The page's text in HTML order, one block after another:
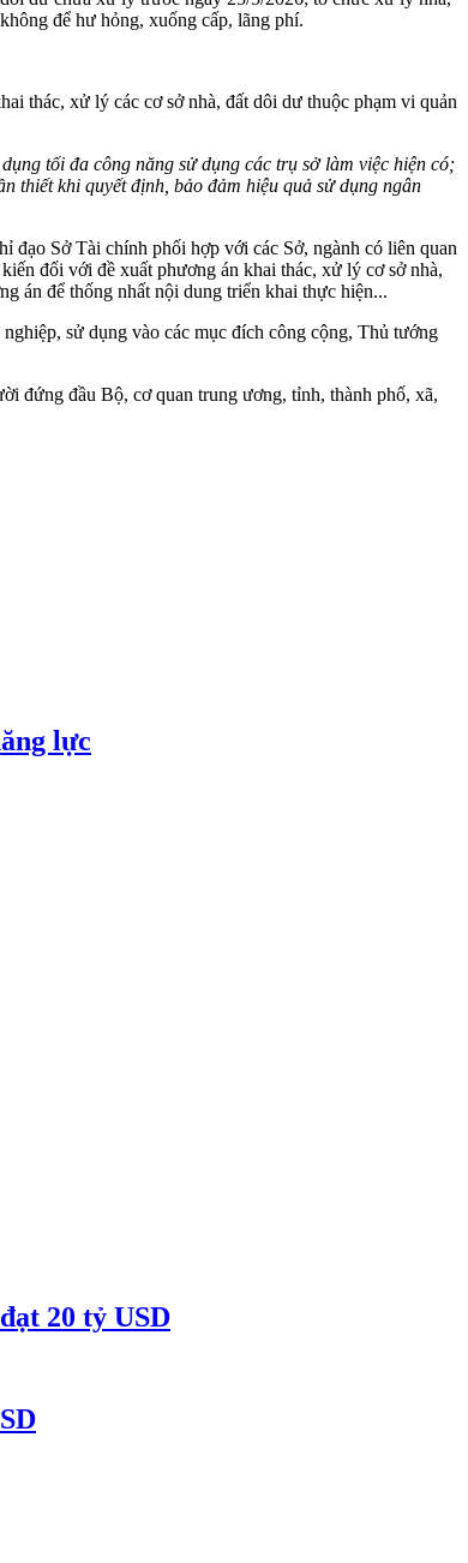
để hư hỏng, xuống cấp, lãng phí.
thác, xử lý các cơ sở nhà, đất dôi dư thuộc phạm vi quản
tối đa công năng sử dụng các trụ sở làm việc hiện có;
thiết khi quyết định, bảo đảm hiệu quả sử dụng ngân
đạo Sở Tài chính phối hợp với các Sở, ngành có liên quan
đối với đề xuất phương án khai thác, xử lý cơ sở nhà,
án để thống nhất nội dung triển khai thực hiện...
sử dụng vào các mục đích công cộng, Thủ tướng
đứng đầu Bộ, cơ quan trung ương, tỉnh, thành phố, xã,
lực
20 tỷ USD